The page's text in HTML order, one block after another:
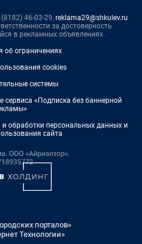
46-03-29, reklama29@shkulev.ru
за достоверность
в рекламных объявлениях.
ограничениях
cookies
системы
сервиса «Подписка без баннерной
обработки персональных данных и
сайта
порталов»
Технологии»